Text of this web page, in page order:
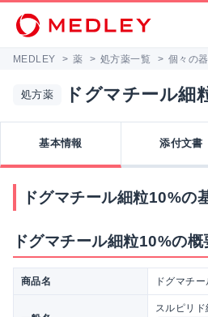
MEDLEY > 薬 > 処方薬一覧 > 個々の
処方薬 ドグマチール細
基本情報 添付文書
ドグマチール細粒10%の
ドグマチール細粒10%の概
商品名 ドグマチ
スルピリ